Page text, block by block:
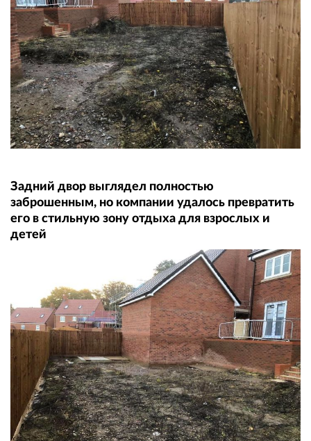
Задний двор выглядел полностью
заброшенным, но компании удалось превратить
его в стильную зону отдыха для взрослых и
детей